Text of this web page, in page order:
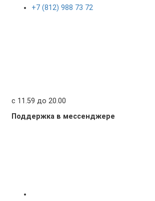
+7 (812) 988 73 72
с 11.59 до 20.00
Поддержка в мессенджере